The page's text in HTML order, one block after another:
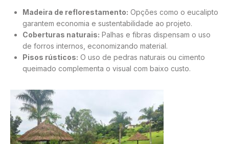
Madeira de reflorestamento: Opções como o eucalipto
garantem economia e sustentabilidade ao projeto.
Coberturas naturais: Palhas e fibras dispensam o uso
de forros internos, economizando material.
Pisos rústicos: O uso de pedras naturais ou cimento
queimado complementa o visual com baixo custo.